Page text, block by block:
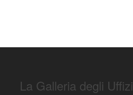
La Galleria degli Uffizi